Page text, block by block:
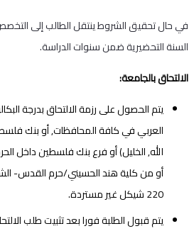
في حال تحقيق الشروط ينتقل الطالب إلى
السنة التحضيرية ضمن سنوات الدراسة.
الالتحاق بالجامعة:
يتم الحصول على رزمة الالتحاق بدرجة
العربي في كافة المحافظات, أو بنك
الله, الخليل) أو فرع بنك فلسطين داخل
أو من كلية هند الحسيني/حرم القدس-
220 شيكل غير مستردة.
يتم قبول الطلبة فورا بعد تثبيت طلب